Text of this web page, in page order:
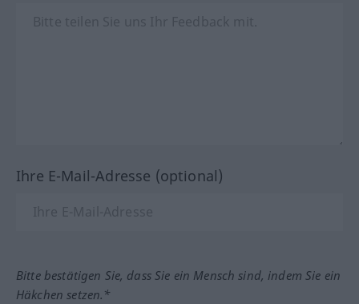
Ihre E-Mail-Adresse (optional)
Bitte bestätigen Sie, dass Sie ein Mensch sind, indem Sie ein
Häkchen setzen.*